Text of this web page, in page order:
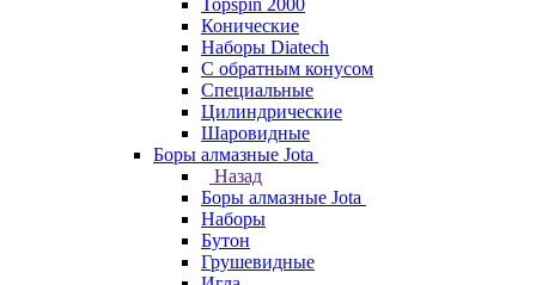
Topspin 2000
Конические
Наборы Diatech
С обратным конусом
Специальные
Цилиндрические
Шаровидные
Боры алмазные Jota
Назад
Боры алмазные Jota
Наборы
Бутон
Грушевидные